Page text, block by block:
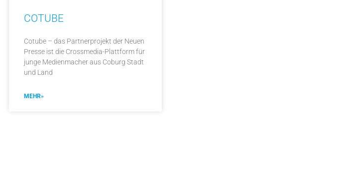
COTUBE
Cotube – das Partnerprojekt der Neuen
Presse ist die Crossmedia-Plattform für
junge Medienmacher aus Coburg Stadt
und Land
MEHR»